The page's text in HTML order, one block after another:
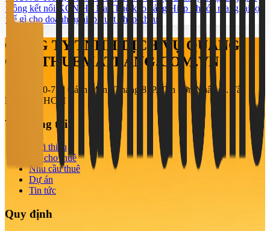
thông kết nối KCN Hố Nai
Thuê kho cảng Hiệp Phước mang lại lợi
thế gì cho doanh nghiệp xuất nhập khẩu?
CÔNG TY TNHH DỊCH VỤ QUẢNG
CÁO THUEMATBANG.COM.VN
708-710-712 Cách Mạng Tháng 8, P. Tân Sơn Nhất, Q. Tân
Bình, TP. HCM
Về chúng tôi
Giới thiệu
Tin cho thuê
Nhu cầu thuê
Dự án
Tin tức
Quy định